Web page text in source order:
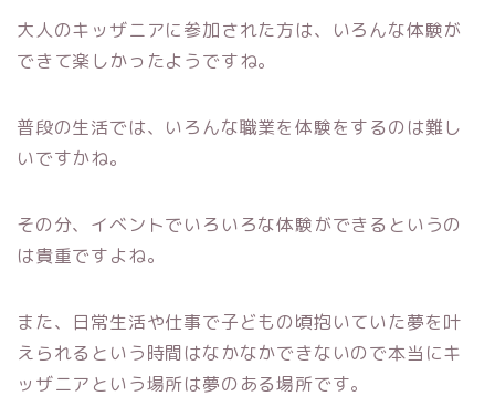
大人のキッザニアに参加された方は、いろんな体験が
できて楽しかったようですね。
普段の生活では、いろんな職業を体験をするのは難し
いですかね。
その分、イベントでいろいろな体験ができるというの
は貴重ですよね。
また、日常生活や仕事で子どもの頃抱いていた夢を叶
えられるという時間はなかなかできないので本当にキ
ッザニアという場所は夢のある場所です。